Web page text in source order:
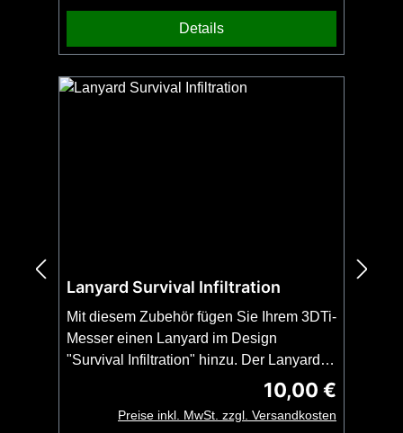
Artikel zusammen mit Ihrem 3DTi-Messer
oder Kubotan. Kein Versand ohne Messer
oder Kubotan möglich. Kein Bead
enthalten.
Details
Lanyard Survival Infiltration
Mit diesem Zubehör fügen Sie Ihrem 3DTi-
Messer einen Lanyard im Design
"Survival Infiltration" hinzu. Der Lanyard
ist als Snake-Knoten geknüpft und passt
Kubotane. Wichtig: Bestellen Sie diesen
Regulärer Preis:
10,00 €
Preise inkl. MwSt. zzgl. Versandkosten